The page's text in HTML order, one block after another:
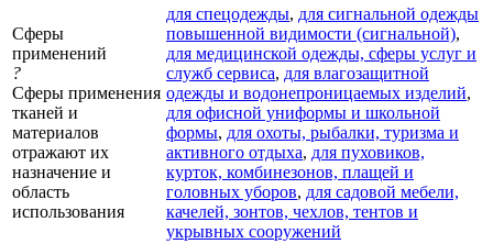
Сферы
применений
?
Сферы применения
тканей и
материалов
отражают их
назначение и
область
использования
для спецодежды, для сигнальной одежды
повышенной видимости (сигнальной),
для медицинской одежды, сферы услуг и
служб сервиса, для влагозащитной
одежды и водонепроницаемых изделий,
для офисной униформы и школьной
формы, для охоты, рыбалки, туризма и
активного отдыха, для пуховиков,
курток, комбинезонов, плащей и
головных уборов, для садовой мебели,
качелей, зонтов, чехлов, тентов и
укрывных сооружений